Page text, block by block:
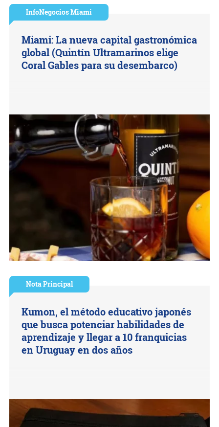
InfoNegocios Miami
Miami: La nueva capital gastronómica
global (Quintín Ultramarinos elige
Coral Gables para su desembarco)
Nota Principal
Kumon, el método educativo japonés
que busca potenciar habilidades de
aprendizaje y llegar a 10 franquicias
en Uruguay en dos años